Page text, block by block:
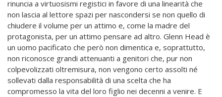
rinuncia a virtuosismi registici in favore di una linearità che
non lascia al lettore spazi per nascondersi se non quello di
chiudere il volume per un attimo e, come la madre del
protagonista, per un attimo pensare ad altro. Glenn Head è
un uomo pacificato che però non dimentica e, soprattutto,
non riconosce grandi attenuanti a genitori che, pur non
colpevolizzati oltremisura, non vengono certo assolti né
sollevati dalla responsabilità di una scelta che ha
compromesso la vita del loro figlio nei decenni a venire. E